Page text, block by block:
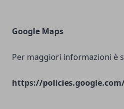
Google Maps
Per maggiori informazioni è
https://